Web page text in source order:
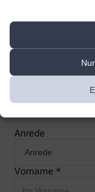
Kundenkarte
Jetzt schnell und
Anrede
Vorname *